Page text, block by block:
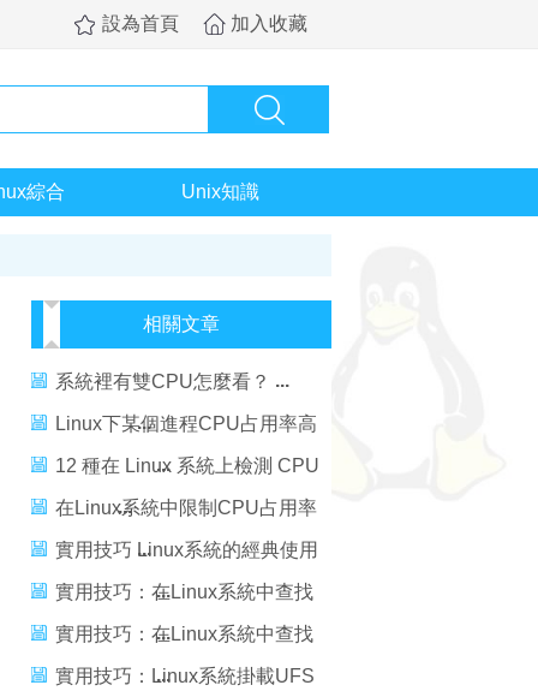
設為首頁 加入收藏
綜合 Unix知識
相關文章
系統裡有雙CPU怎麼看？
Linux下某個進程CPU占用率高
分析方法
12 種在 Linux 系統上檢測 CPU
信息的工具
在Linux系統中限制CPU占用率
的教程
實用技巧 Linux系統的經典使用
技巧八則
實用技巧：在Linux系統中查找
文件的方法
實用技巧：在Linux系統中查找
文件的方法
實用技巧：Linux系統掛載UFS